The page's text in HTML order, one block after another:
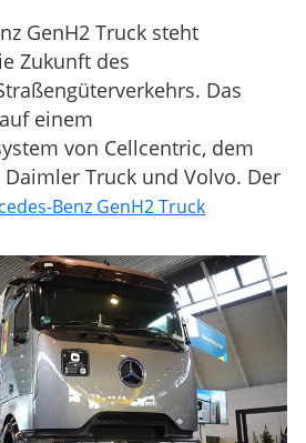
GenH2 Truck steht
Zukunft des
Das
einem
von Cellcentric, dem
Truck und Volvo. Der
Benz GenH2 Truck